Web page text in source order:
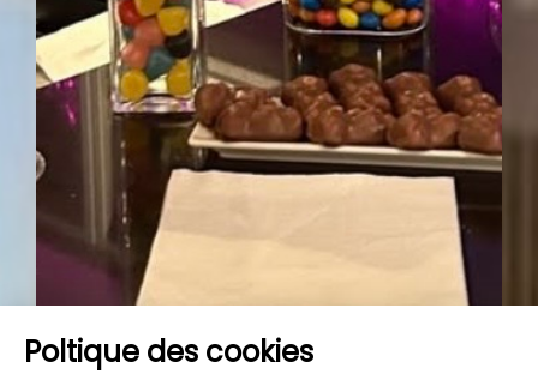
Poltique des cookies